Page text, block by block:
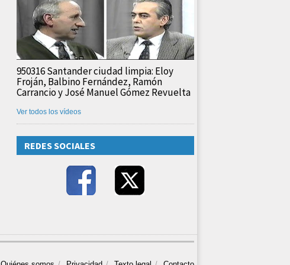
950316 Santander ciudad limpia: Eloy
Froján, Balbino Fernández, Ramón
Carrancio y José Manuel Gómez Revuelta
Ver todos los vídeos
REDES SOCIALES